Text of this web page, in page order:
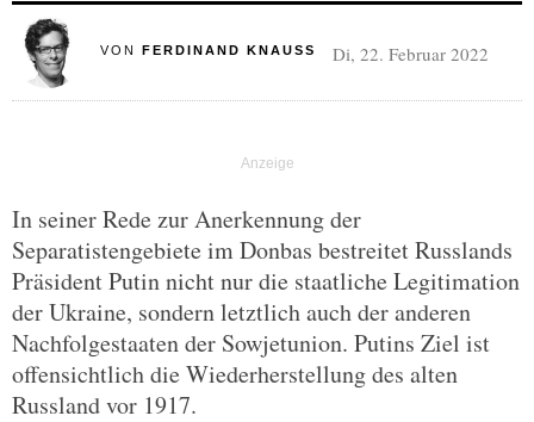
VON FERDINAND KNAUSS Di, 22. Februar 2022
In seiner Rede zur Anerkennung der
Separatistengebiete im Donbas bestreitet Russlands
Präsident Putin nicht nur die staatliche Legitimation
der Ukraine, sondern letztlich auch der anderen
Nachfolgestaaten der Sowjetunion. Putins Ziel ist
offensichtlich die Wiederherstellung des alten
Russland vor 1917.